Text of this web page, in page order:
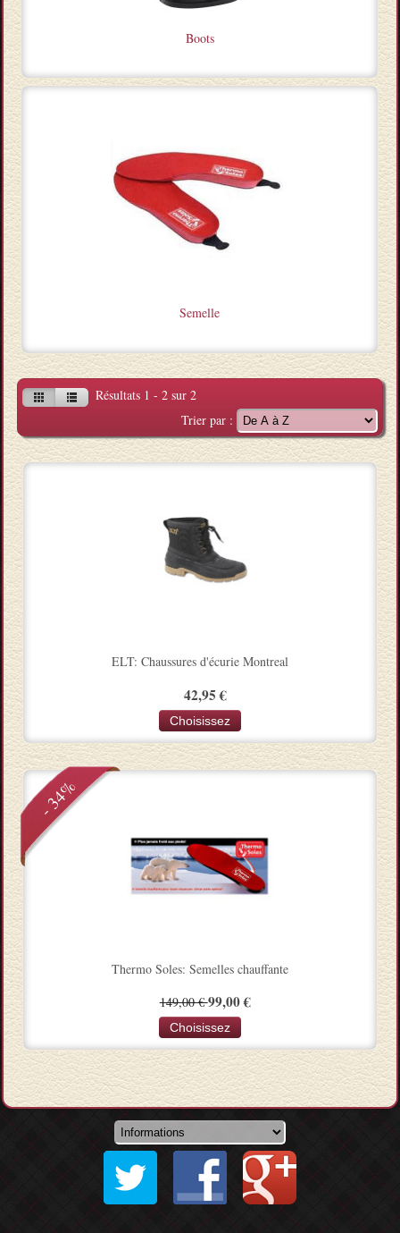
Boots
Semelle
Résultats 1 - 2 sur 2
Trier par :
ELT: Chaussures d'écurie Montreal
42,95 €
Choisissez
- 34%
Thermo Soles: Semelles chauffante
149,00 €99,00 €
Choisissez